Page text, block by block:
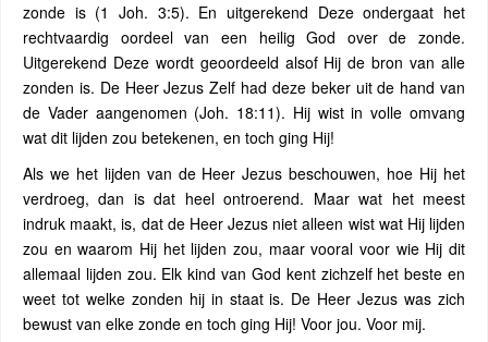
zonde is (1 Joh. 3:5). En uitgerekend Deze ondergaat het
rechtvaardig oordeel van een heilig God over de zonde.
Uitgerekend Deze wordt geoordeeld alsof Hij de bron van alle
zonden is. De Heer Jezus Zelf had deze beker uit de hand van
de Vader aangenomen (Joh. 18:11). Hij wist in volle omvang
wat dit lijden zou betekenen, en toch ging Hij!
Als we het lijden van de Heer Jezus beschouwen, hoe Hij het
verdroeg, dan is dat heel ontroerend. Maar wat het meest
indruk maakt, is, dat de Heer Jezus niet alleen wist wat Hij lijden
zou en waarom Hij het lijden zou, maar vooral voor wie Hij dit
allemaal lijden zou. Elk kind van God kent zichzelf het beste en
weet tot welke zonden hij in staat is. De Heer Jezus was zich
bewust van elke zonde en toch ging Hij! Voor jou. Voor mij.